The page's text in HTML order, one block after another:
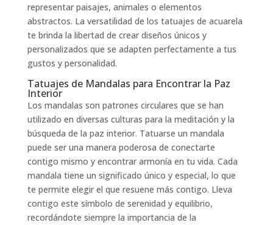
representar paisajes, animales o elementos
abstractos. La versatilidad de los tatuajes de acuarela
te brinda la libertad de crear diseños únicos y
personalizados que se adapten perfectamente a tus
gustos y personalidad.
Tatuajes de Mandalas para Encontrar la Paz
Interior
Los mandalas son patrones circulares que se han
utilizado en diversas culturas para la meditación y la
búsqueda de la paz interior. Tatuarse un mandala
puede ser una manera poderosa de conectarte
contigo mismo y encontrar armonía en tu vida. Cada
mandala tiene un significado único y especial, lo que
te permite elegir el que resuene más contigo. Lleva
contigo este símbolo de serenidad y equilibrio,
recordándote siempre la importancia de la